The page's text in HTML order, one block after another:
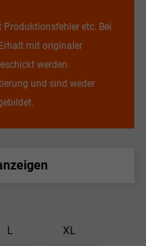
etc. Bei
mit originaler
werden.
und sind weder
L XL